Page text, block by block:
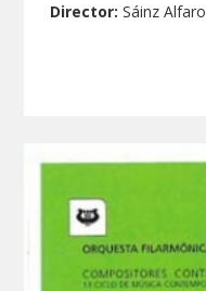
Director:Sáinz Alfaro